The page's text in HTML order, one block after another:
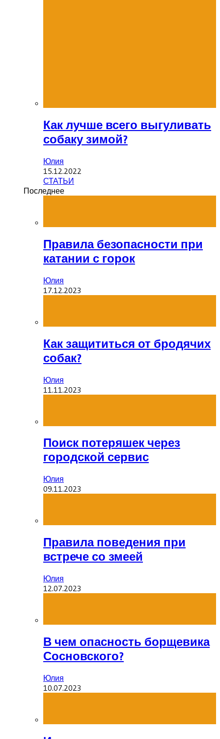
Как лучше всего выгуливать
собаку зимой?
Юлия
15.12.2022
СТАТЬИ
Последнее
Правила безопасности при
катании с горок
Юлия
17.12.2023
Как защититься от бродячих
собак?
Юлия
11.11.2023
Поиск потеряшек через
городской сервис
Юлия
09.11.2023
Правила поведения при
встрече со змеей
Юлия
12.07.2023
В чем опасность борщевика
Сосновского?
Юлия
10.07.2023